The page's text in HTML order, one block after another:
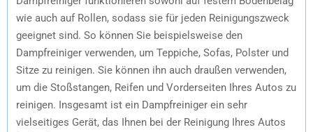
wie auch auf Rollen, sodass sie für jeden Reinigungszweck
geeignet sind. So können Sie beispielsweise den
Dampfreiniger verwenden, um Teppiche, Sofas, Polster und
Sitze zu reinigen. Sie können ihn auch draußen verwenden,
um die Stoßstangen, Reifen und Vorderseiten Ihres Autos zu
reinigen. Insgesamt ist ein Dampfreiniger ein sehr
vielseitiges Gerät, das Ihnen bei der Reinigung Ihres Autos